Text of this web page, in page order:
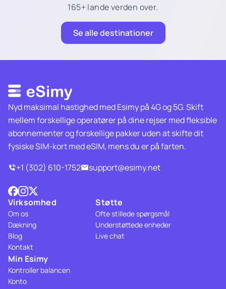
165+ lande verden over.
Se alle destinationer
Nyd maksimal hastighed med Esimy på 4G og 5G. Skift
mellem forskellige operatører på dine rejser med fleksible
abonnementer og forskellige pakker uden at skifte dit
fysiske SIM-kort med eSIM, mens du er på farten.
+1 (302) 610-1752
support@esimy.net
Virksomhed
Om os
Dækning
Blog
Kontakt
Støtte
Ofte stillede spørgsmål
Understøttede enheder
Live chat
Min Esimy
Kontroller balancen
Konto